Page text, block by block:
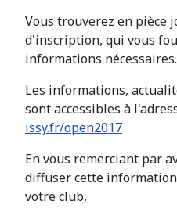
Vous trouverez en
d'inscription, qui vous
informations nécessaires.
Les informations,
sont accessibles à
issy.fr/open2017
En vous remerciant par
diffuser cette
votre club,